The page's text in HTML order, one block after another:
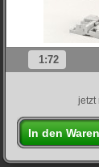
1:72
jetzt
In den